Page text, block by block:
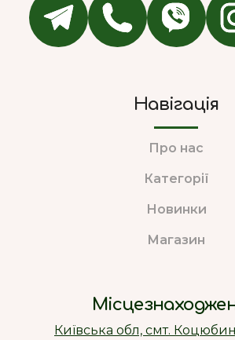
Навігація
Про нас
Категорії
Новинки
Магазин
Київська обл, смт.